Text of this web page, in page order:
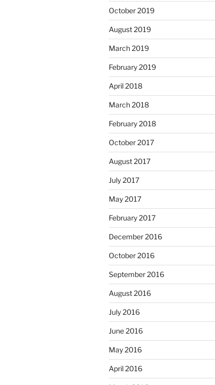
October 2019
August 2019
March 2019
February 2019
April 2018
March 2018
February 2018
October 2017
August 2017
July 2017
May 2017
February 2017
December 2016
October 2016
September 2016
August 2016
July 2016
June 2016
May 2016
April 2016